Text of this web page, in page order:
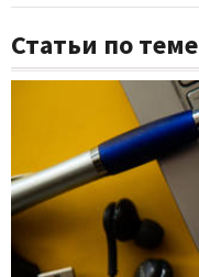
Статьи по теме